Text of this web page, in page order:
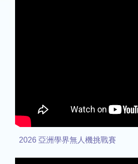
2026 亞洲學界無人機挑戰賽